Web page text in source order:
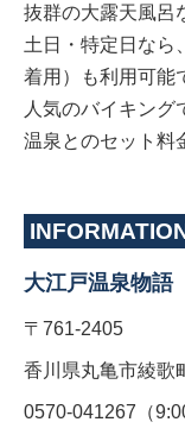
抜群の大露天風呂
土日・特定日なら
着用）も利用可能
人気のバイキング
温泉とのセット料
大江戸温泉物語
〒761-2405
香川県丸亀市綾歌
0570-041267（